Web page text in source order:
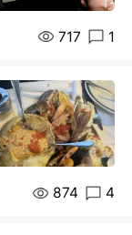
717 1
874 4